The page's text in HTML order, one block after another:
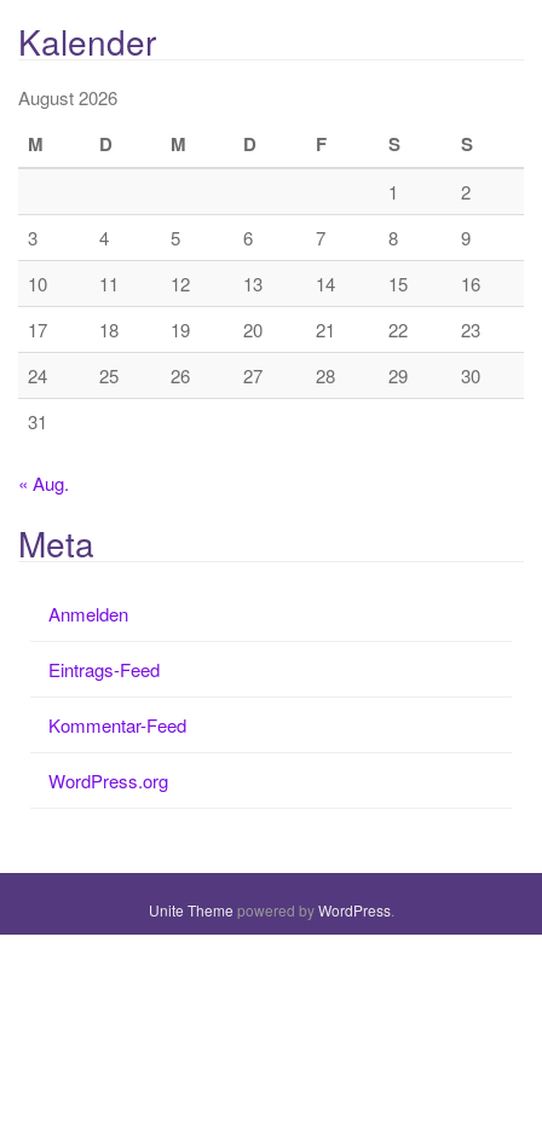
Kalender
August 2026
M D M D F S S
1
2
3
4 5 6 7 8
9
10
11 12 13 14 15
16
17
18 19 20 21 22
23
24
25 26 27 28 29
30
31
« Aug.
Meta
Anmelden
Eintrags-Feed
Kommentar-Feed
WordPress.org
Unite Theme powered byWordPress.